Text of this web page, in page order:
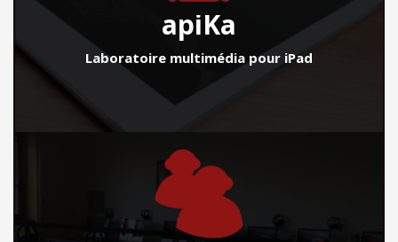
apiKa
Laboratoire multimédia pour iPad